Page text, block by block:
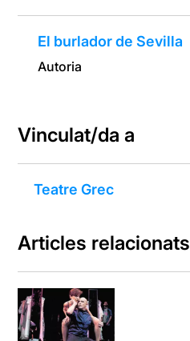
El burlador de Sevilla
Autoria
Vinculat/da a
Teatre Grec
Articles relacionats